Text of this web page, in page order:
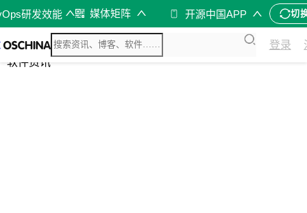
研发效能 媒体矩阵 开源中国APP 切
登录
综合
开源资讯
软件资讯